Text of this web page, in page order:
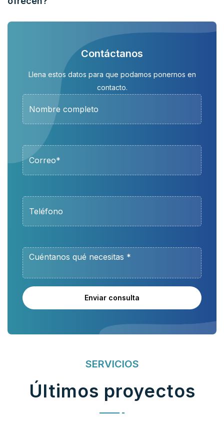
Contáctanos
Llena estos datos para que podamos ponernos en
contacto.
Enviar consulta
SERVICIOS
Últimos proyectos